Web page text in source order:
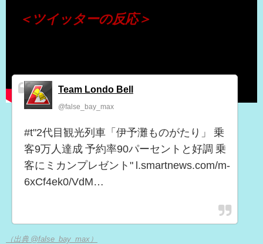
＜ツイッターの反応＞
Team Londo Bell
@false_bay_max
#t"2代目観光列車「伊予灘ものがたり」 乗
客9万人達成 予約率90パーセントと好調 乗
客にミカンプレゼント" l.smartnews.com/m-
6xCf4ek0/VdM…
（出典 @false_bay_max）